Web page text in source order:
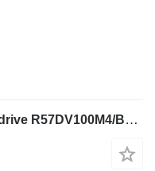
산업기계용 전기 모터 SEW-Eurodrive R57DV100M4/BMG/TH/AS3H